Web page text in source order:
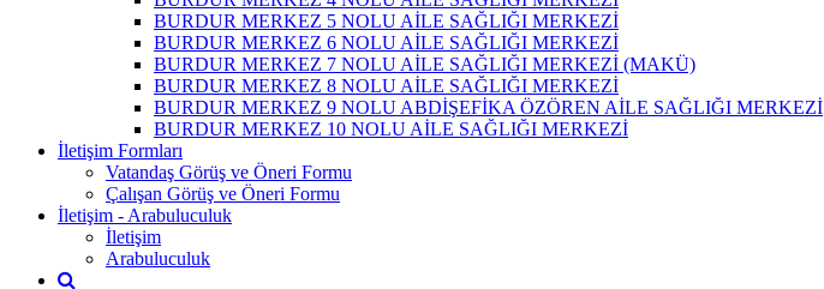
BURDUR MERKEZ 5 NOLU AİLE SAĞLIĞI MERKEZİ
BURDUR MERKEZ 6 NOLU AİLE SAĞLIĞI MERKEZİ
BURDUR MERKEZ 7 NOLU AİLE SAĞLIĞI MERKEZİ (MAKÜ)
BURDUR MERKEZ 8 NOLU AİLE SAĞLIĞI MERKEZİ
BURDUR MERKEZ 9 NOLU ABDİŞEFİKA ÖZÖREN AİLE SAĞLIĞI MERKEZİ
BURDUR MERKEZ 10 NOLU AİLE SAĞLIĞI MERKEZİ
İletişim Formları
Vatandaş Görüş ve Öneri Formu
Çalışan Görüş ve Öneri Formu
İletişim - Arabuluculuk
İletişim
Arabuluculuk